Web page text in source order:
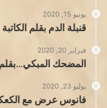
يونيو 15, 2020
قنبلة الدم بقلم
فبراير 20, 2020
المضحك المبكي…بقلم
يوليو 23, 2020
فانوس عرض مع